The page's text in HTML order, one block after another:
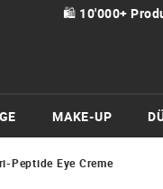
🛍 10'000+
MAKE-UP
Peptide Eye Creme